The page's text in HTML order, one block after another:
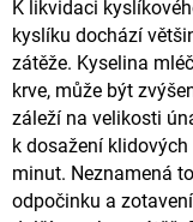
K likvidaci
kyslíku dochází
zátěže. Kyselina
krve, může být
záleží na velikosti
k dosažení
minut. Neznamená
odpočinku a